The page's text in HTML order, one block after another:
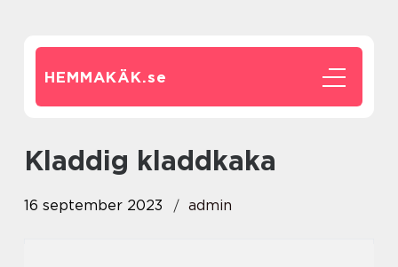
HEMMAKÄK.se
kladdig kladdkaka
16 september 2023 admin